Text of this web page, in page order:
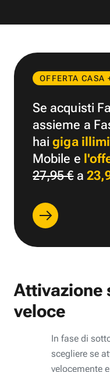
OFFERTA CASA
Se acquisti
assieme a
haigiga
Mobile e
27,95 €a
Attivazione
veloce
In fase di
scegliere se
velocemente